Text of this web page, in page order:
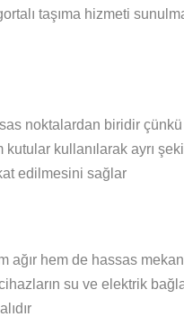
taşıma hizmeti
noktalardan biridir
kullanılarak ayrı
edilmesini sağlar
ağır hem de hassas
su ve elektrik